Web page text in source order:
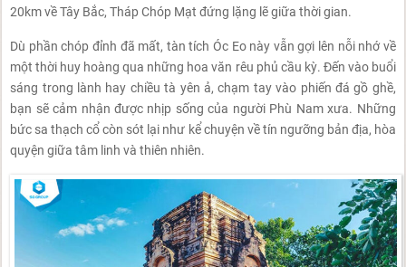
20km về Tây Bắc, Tháp Chóp Mạt đứng lặng lẽ giữa thời gian.
Dù phần chóp đỉnh đã mất, tàn tích Óc Eo này vẫn gợi lên nỗi nhớ về
một thời huy hoàng qua những hoa văn rêu phủ cầu kỳ. Đến vào buổi
sáng trong lành hay chiều tà yên ả, chạm tay vào phiến đá gồ ghề,
bạn sẽ cảm nhận được nhịp sống của người Phù Nam xưa. Những
bức sa thạch cổ còn sót lại như kể chuyện về tín ngưỡng bản địa, hòa
quyện giữa tâm linh và thiên nhiên.